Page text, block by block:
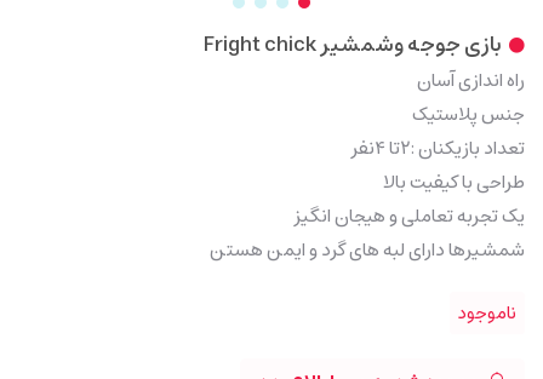
بازی جوجه وشمشیر Fright chick
راه اندازی آسان
جنس پلاستیک
تعداد بازیکنان :۲تا ۴نفر
طراحی با کیفیت بالا
یک تجربه تعاملی و هیجان انگیز
شمشیرها دارای لبه های گرد و ایمن هستن
ناموجود